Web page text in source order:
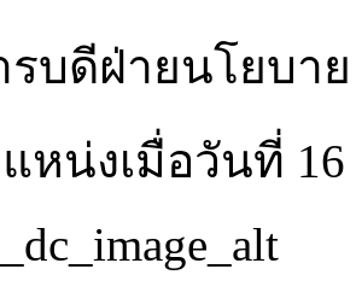
รบดีฝ่ายนโยบา
หน่งเมื่อวันที่